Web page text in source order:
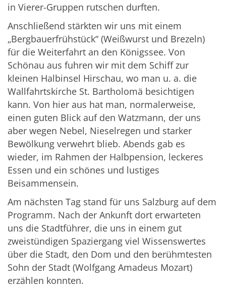
in Vierer-Gruppen rutschen durften.
Anschließend stärkten wir uns mit einem
„Bergbauerfrühstück“ (Weißwurst und Brezeln)
für die Weiterfahrt an den Königssee. Von
Schönau aus fuhren wir mit dem Schiff zur
kleinen Halbinsel Hirschau, wo man u. a. die
Wallfahrtskirche St. Bartholomä besichtigen
kann. Von hier aus hat man, normalerweise,
einen guten Blick auf den Watzmann, der uns
aber wegen Nebel, Nieselregen und starker
Bewölkung verwehrt blieb. Abends gab es
wieder, im Rahmen der Halbpension, leckeres
Essen und ein schönes und lustiges
Beisammensein.
Am nächsten Tag stand für uns Salzburg auf dem
Programm. Nach der Ankunft dort erwarteten
uns die Stadtführer, die uns in einem gut
zweistündigen Spaziergang viel Wissenswertes
über die Stadt, den Dom und den berühmtesten
Sohn der Stadt (Wolfgang Amadeus Mozart)
erzählen konnten.